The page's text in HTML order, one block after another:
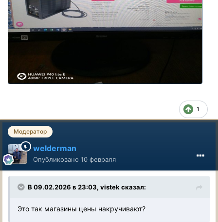
1
Модератор
welderman
Опубликовано 10 февраля
В 09.02.2026 в 23:03, vistek сказал:
Это так магазины цены накручивают?